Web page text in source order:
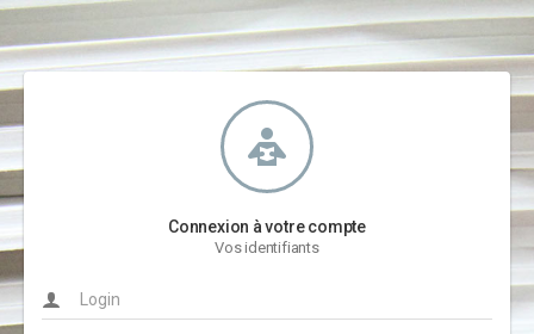
Connexion à votre compte
Vos identifiants